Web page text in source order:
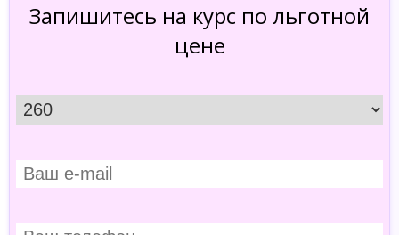
Запишитесь на курс по льготной
цене